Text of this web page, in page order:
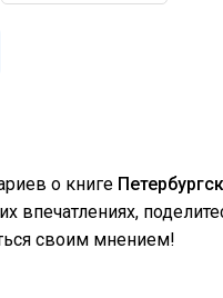
о книге
впечатлениях,
своим мнением!